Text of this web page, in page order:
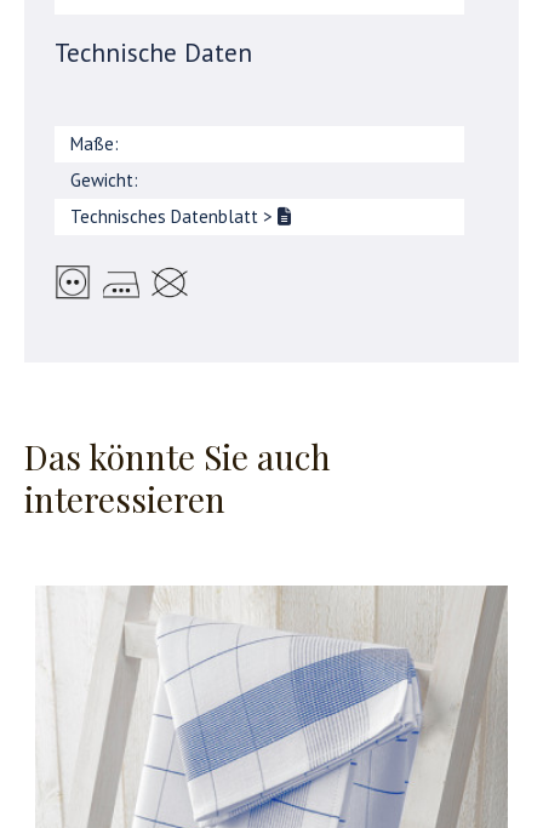
Technische Daten
Maße:
Gewicht:
Technisches Datenblatt >
Das könnte Sie auch
interessieren